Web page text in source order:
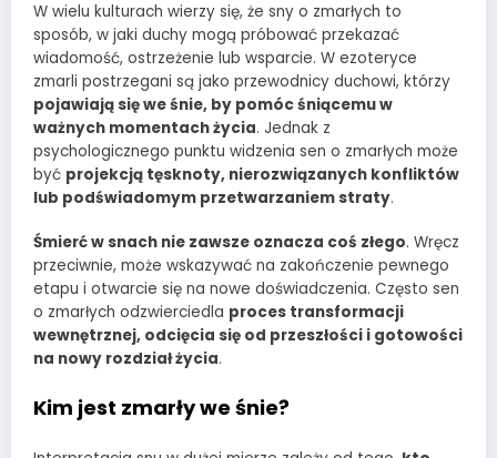
W wielu kulturach wierzy się, że sny o zmarłych to
sposób, w jaki duchy mogą próbować przekazać
wiadomość, ostrzeżenie lub wsparcie. W ezoteryce
zmarli postrzegani są jako przewodnicy duchowi, którzy
pojawiają się we śnie, by pomóc śniącemu w
ważnych momentach życia. Jednak z
psychologicznego punktu widzenia sen o zmarłych może
być projekcją tęsknoty, nierozwiązanych konfliktów
lub podświadomym przetwarzaniem straty.
Śmierć w snach nie zawsze oznacza coś złego. Wręcz
przeciwnie, może wskazywać na zakończenie pewnego
etapu i otwarcie się na nowe doświadczenia. Często sen
o zmarłych odzwierciedla proces transformacji
wewnętrznej, odcięcia się od przeszłości i gotowości
na nowy rozdział życia.
Kim jest zmarły we śnie?